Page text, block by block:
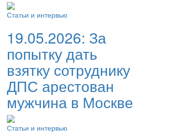
Статьи и интервью
19.05.2026: За
попытку дать
взятку сотруднику
ДПС арестован
мужчина в Москве
Статьи и интервью